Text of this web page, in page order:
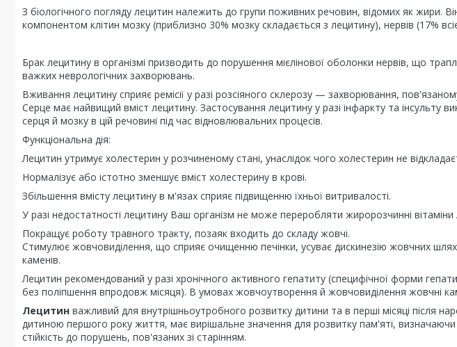
З біологічного погляду лецитин належить до групи поживних речовин, відомих як жири.
компонентом клітин мозку (приблизно 30% мозку складається з лецитину), нервів (17%
Брак лецитину в організмі призводить до порушення мієлінової оболонки нервів, що
важких неврологічних захворювань.
Вживання лецитину сприяє ремісії у разі розсіяного склерозу — захворювання,
Серце має найвищий вміст лецитину. Застосування лецитину у разі інфаркту та інсульту
серця й мозку в цій речовині під час відновлювальних процесів.
Функціональна дія:
Лецитин утримує холестерин у розчиненому стані, унаслідок чого холестерин не
Нормалізує або істотно зменшує вміст холестерину в крові.
Збільшення вмісту лецитину в м'язах сприяє підвищенню їхньої витривалості.
У разі недостатності лецитину Ваш організм не може переробляти жиророзчинні вітаміни
Покращує роботу травного тракту, позаяк входить до складу жовчі.
Стимулює жовчовиділення, що сприяє очищенню печінки, усуває дискинезію жовчних
каменів.
Лецитин рекомендований у разі хронічного активного гепатиту (специфічної форми
без поліпшення впродовж місяця). В умовах жовчоутворення й жовчовиділення жовчні
Лецитин важливий для внутрішньоутробного розвитку дитини та в перші місяці після
дитиною першого року життя, має вирішальне значення для розвитку пам'яті, визначаючи
стійкість до порушень, пов'язаних зі старінням.